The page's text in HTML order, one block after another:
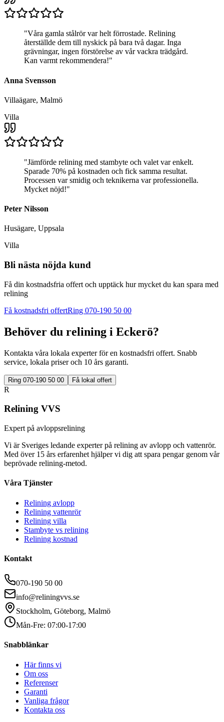
"Våra gamla stålrör var helt förrostade. Relining
återställde dem till nyskick på bara två dagar. Inga
grävningar, ingen förstörelse av vår vackra trädgård.
Kan varmt rekommendera!"
Anna Svensson
Villaägare, Malmö
Villa
"Jämförde relining med stambyte och valet var enkelt.
Sparade 70% på kostnaden och fick samma resultat.
Processen var smidig och teknikerna var professionella.
Mycket nöjd!"
Peter Nilsson
Husägare, Uppsala
Villa
Bli nästa nöjda kund
Få din kostnadsfria offert och upptäck hur mycket du kan spara med
relining
Få kostnadsfri offertRing 070-190 50 00
Behöver du relining i Eckerö?
Kontakta våra lokala experter för en kostnadsfri offert. Snabb
service, lokala priser och 10 års garanti.
Ring 070-190 50 00 Få lokal offert
R
Relining VVS
Expert på avloppsrelining
Vi är Sveriges ledande experter på relining av avlopp och vattenrör.
Med över 15 års erfarenhet hjälper vi dig att spara pengar genom vår
beprövade relining-metod.
Våra Tjänster
Relining avlopp
Relining vattenrör
Relining villa
Stambyte vs relining
Relining kostnad
Kontakt
070-190 50 00
info@reliningvvs.se
Stockholm, Göteborg, Malmö
Mån-Fre: 07:00-17:00
Snabblänkar
Här finns vi
Om oss
Referenser
Garanti
Vanliga frågor
Kontakta oss